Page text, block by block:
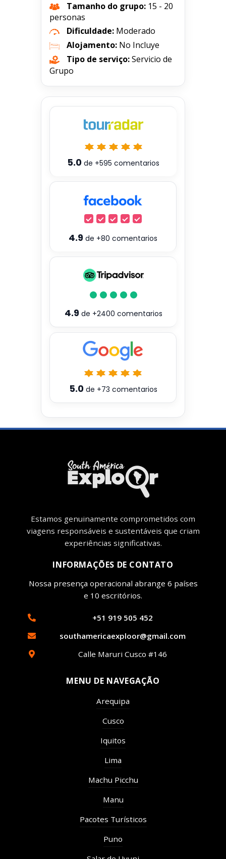
Tamanho do grupo: 15 - 20
personas
Dificuldade: Moderado
Alojamento: No Incluye
Tipo de serviço:Servicio de
Grupo
5.0 de +595 comentarios
4.9 de +80 comentarios
4.9de +2400 comentarios
5.0de +73 comentarios
Estamos genuinamente comprometidos com
viagens responsáveis ​​e sustentáveis ​​que criam
experiências significativas.
INFORMAÇÕES DE CONTATO
Nossa presença operacional abrange 6 países
e 10 escritórios.
+51 919 505 452
southamericaexploor@gmail.com
Calle Maruri Cusco #146
MENU DE NAVEGAÇÃO
Arequipa
Cusco
Iquitos
Lima
Machu Picchu
Manu
Pacotes Turísticos
Puno